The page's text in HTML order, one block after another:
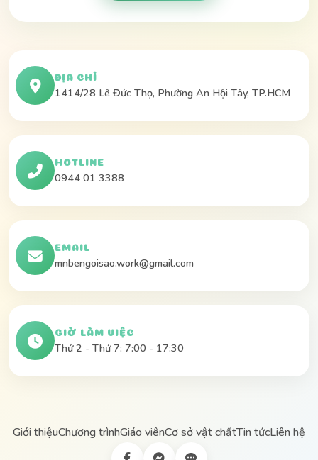
ĐỊA CHỈ
1414/28 Lê Đức Thọ, Phường An Hội Tây, TP.HCM
HOTLINE
0944 01 3388
EMAIL
mnbengoisao.work@gmail.com
GIỜ LÀM VIỆC
Thứ 2 - Thứ 7: 7:00 - 17:30
Giới thiệuChương trìnhGiáo viênCơ sở vật chấtTin tứcLiên hệ